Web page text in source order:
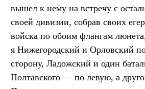
вышел к нему на встречу с
своей дивизии, собрав своих
войска по обоим флангам
я Нижегородский и Орловский
сторону, Ладожский и один
Полтавского — по левую, а